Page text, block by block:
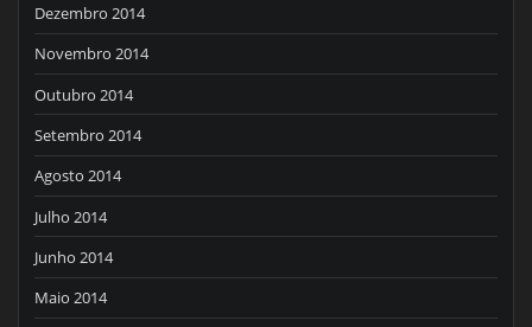
Dezembro 2014
Novembro 2014
Outubro 2014
Setembro 2014
Agosto 2014
Julho 2014
Junho 2014
Maio 2014